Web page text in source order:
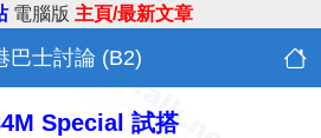
電腦版 主頁/最新文章
巴士討論 (B2)
Special 試搭